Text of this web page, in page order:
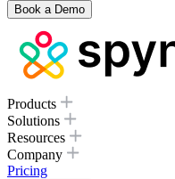
Book a Demo
Products
Solutions
Resources
Company
Pricing